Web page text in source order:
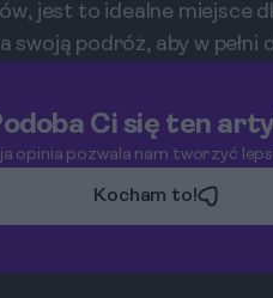
jest to idealne miejsce
podróż, aby w pełni
Ci się ten
opinia pozwala nam tworzyć
Kocham to!